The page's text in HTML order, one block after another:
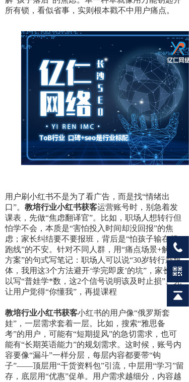
所有锁，看似省事，实则根本戳不中用户痛点。
用户刷小红书不是为了看广告，而是找“情绪出
口”。 教培行业小红书获客运营账号时，别急着发
课表，先做“焦虑翻译官”。比如，职场人想转行但
怕学不会，本质是“害怕投入时间却没回报”的焦
虑；家长纠结要不要报班，背后是“怕孩子输在起
跑线”的不安。针对不同人群，用“痛点场景+解决
方案”的句式写笔记：职场人可以说“30岁转行新媒
体，我用这3个方法避开‘学完即废’的坑”，家长可
以写“普娃学*数，这2个信号说明该及时止损”。先
让用户觉得“你懂我”，再提课程
教培行业小红书获客小红书的用户像“俄罗斯套
娃”，一层需求套着一层。比如，搜索“雅思备
考”的用户，可能有“短期提风”的急切需求，也可
能有“长期英语能力”的规划需求。这时候，账号内
容要像“漏斗”一样分层，每层内容都要带“钩
子”——顶层用“干货资料包”引流，中层用“学习”留
存，底层用“优惠”促单。用户需求越细分，内容越